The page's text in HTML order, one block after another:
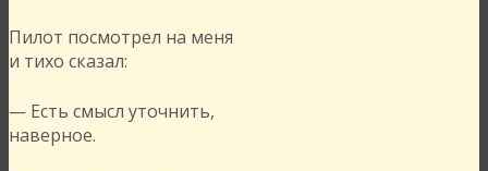
Пилот посмотрел на меня
и тихо сказал:
— Есть смысл уточнить,
наверное.